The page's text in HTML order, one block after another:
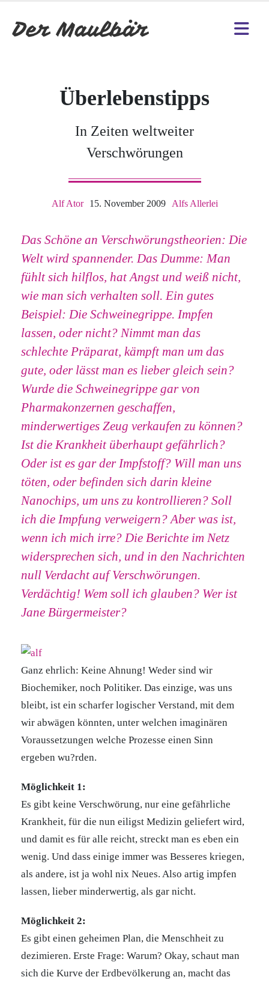
Überlebenstipps
In Zeiten weltweiter
Verschwörungen
Alf Ator 15. November 2009 Alfs Allerlei
Das Schöne an Verschwörungstheorien: Die
Welt wird spannender. Das Dumme: Man
fühlt sich hilflos, hat Angst und weiß nicht,
wie man sich verhalten soll. Ein gutes
Beispiel: Die Schweinegrippe. Impfen
lassen, oder nicht? Nimmt man das
schlechte Präparat, kämpft man um das
gute, oder lässt man es lieber gleich sein?
Wurde die Schweinegrippe gar von
Pharmakonzernen geschaffen,
minderwertiges Zeug verkaufen zu können?
Ist die Krankheit überhaupt gefährlich?
Oder ist es gar der Impfstoff? Will man uns
töten, oder befinden sich darin kleine
Nanochips, um uns zu kontrollieren? Soll
ich die Impfung verweigern? Aber was ist,
wenn ich mich irre? Die Berichte im Netz
widersprechen sich, und in den Nachrichten
null Verdacht auf Verschwörungen.
Verdächtig! Wem soll ich glauben? Wer ist
Jane Bürgermeister?
Ganz ehrlich: Keine Ahnung! Weder sind wir
Biochemiker, noch Politiker. Das einzige, was uns
bleibt, ist ein scharfer logischer Verstand, mit dem
wir abwägen könnten, unter welchen imaginären
Voraussetzungen welche Prozesse einen Sinn
ergeben wu?rden.
Möglichkeit 1:
Es gibt keine Verschwörung, nur eine gefährliche
Krankheit, für die nun eiligst Medizin geliefert wird,
und damit es für alle reicht, streckt man es eben ein
wenig. Und dass einige immer was Besseres kriegen,
als andere, ist ja wohl nix Neues. Also artig impfen
lassen, lieber minderwertig, als gar nicht.
Möglichkeit 2:
Es gibt einen geheimen Plan, die Menschheit zu
dezimieren. Erste Frage: Warum? Okay, schaut man
sich die Kurve der Erdbevölkerung an, macht das